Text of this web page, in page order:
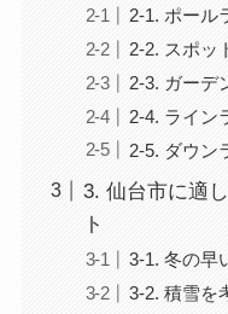
2-1. ポール
2-2. スポッ
2-3. ガーデ
2-4. ライン
2-5. ダウン
3. 仙台市に適
ト
3-1. 冬の早
3-2. 積雪を